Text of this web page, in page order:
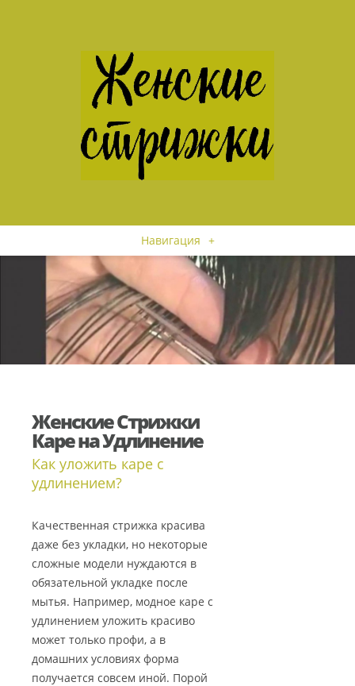
Навигация +
Женские Стрижки
Каре на Удлинение
Как уложить каре с
удлинением?
Качественная стрижка красива
даже без укладки, но некоторые
сложные модели нуждаются в
обязательной укладке после
мытья. Например, модное каре с
удлинением уложить красиво
может только профи, а в
домашних условиях форма
получается совсем иной. Порой